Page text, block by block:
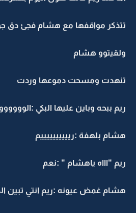
تتذكر مواقفها مع هشام فجئ دق
ولقيتوو هشام
تنهدت ومسحت دموعها وردت
ريم ببحه وباين عليها البكي
هشام بلهفة :رييييييييييم
ريم "اااه ياهشام " :نعم
هشام غمض عيونه :ريم انتي تبين